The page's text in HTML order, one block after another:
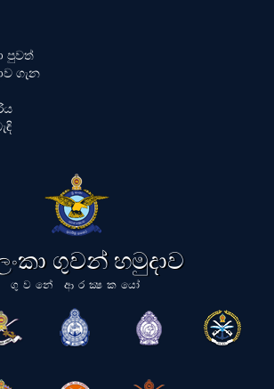
පුවත්
ගැන
ලංකා ගුවන් හමුදාව
ගුවනේ ආරක්‍ෂකයෝ